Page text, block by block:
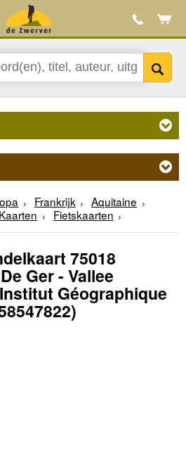
Frankrijk
Aquitaine
Kaarten Fietskaarten
75018
Ger - Vallee
Géographique